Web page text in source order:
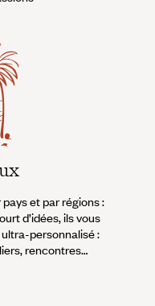
et par régions :
d’idées, ils vous
personnalisé :
rencontres…